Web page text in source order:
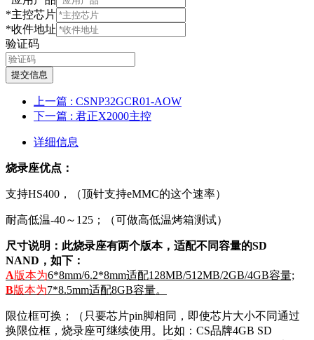
*主控芯片
*收件地址
验证码
提交信息
上一篇 : CSNP32GCR01-AOW
下一篇 : 君正X2000主控
详细信息
烧录座优点：
支持HS400，（顶针支持eMMC的这个速率）
耐高低温-40～125；（可做高低温烤箱测试）
尺寸说明：此烧录座有两个版本，适配不同容量的SD
NAND，如下：
A版本为6*8mm/6.2*8mm适配128MB/512MB/2GB/4GB容量;
B版本为7*8.5mm适配8GB容量。
限位框可换；（只要芯片pin脚相同，即使芯片大小不同通过
换限位框，烧录座可继续使用。比如：CS品牌4GB SD